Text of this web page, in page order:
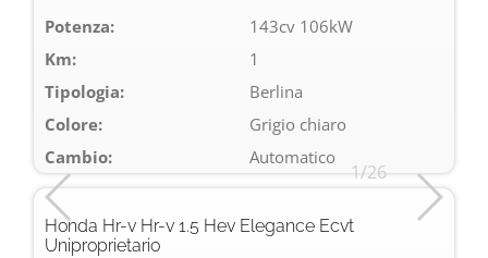
Potenza:
143cv 106kW
Km:
1
Tipologia:
Berlina
Colore:
Grigio chiaro
Cambio:
Automatico
1/26
Honda Hr-v Hr-v 1.5 Hev Elegance Ecvt
Uniproprietario